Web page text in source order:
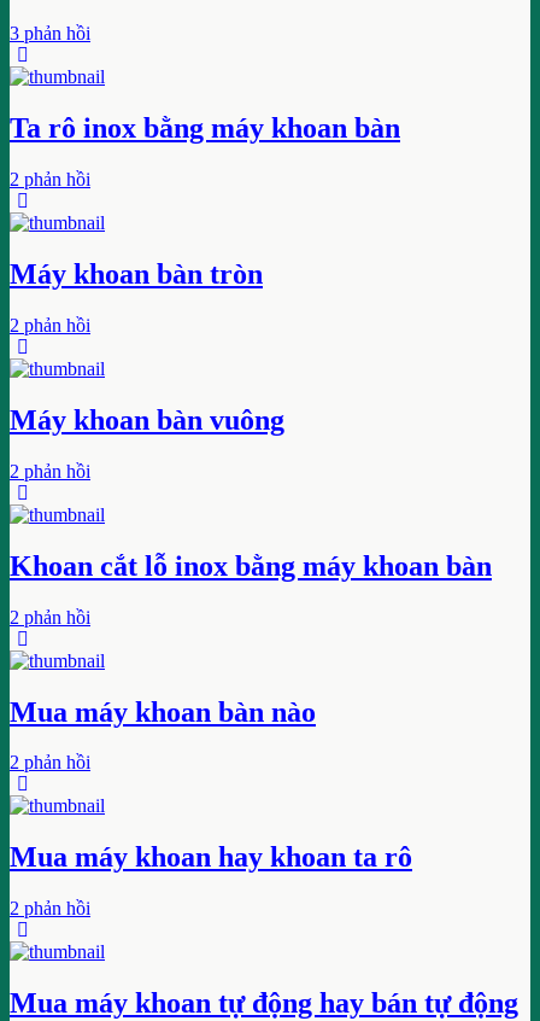
3 phản hồi
Ta rô inox bằng máy khoan bàn
2 phản hồi
Máy khoan bàn tròn
2 phản hồi
Máy khoan bàn vuông
2 phản hồi
Khoan cắt lỗ inox bằng máy khoan bàn
2 phản hồi
Mua máy khoan bàn nào
2 phản hồi
Mua máy khoan hay khoan ta rô
2 phản hồi
Mua máy khoan tự động hay bán tự động